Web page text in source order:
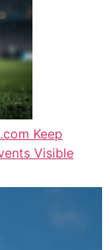
Keep
Visible